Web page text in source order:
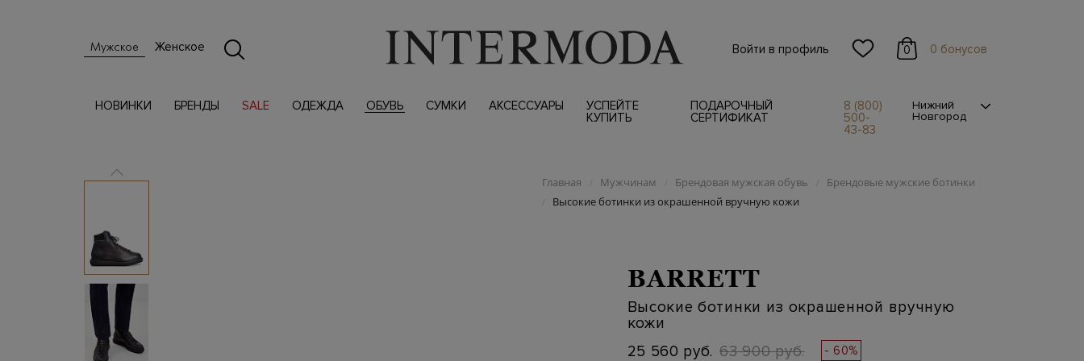
Мужское Женское Войти в профиль 0 0 бонусов
НОВИНКИ БРЕНДЫ SALE ОДЕЖДА ОБУВЬ СУМКИ АКСЕССУАРЫ
УСПЕЙТЕ
КУПИТЬ
ПОДАРОЧНЫЙ
СЕРТИФИКАТ
8 (800)
500-
43-83
Нижний
Новгород
Главная / Мужчинам / Брендовая мужская обувь / Брендовые мужские ботинки
/ Высокие ботинки из окрашенной вручную кожи
BARRETT
Высокие ботинки из окрашенной вручную
кожи
25 560 руб. 63 900 руб. - 60%